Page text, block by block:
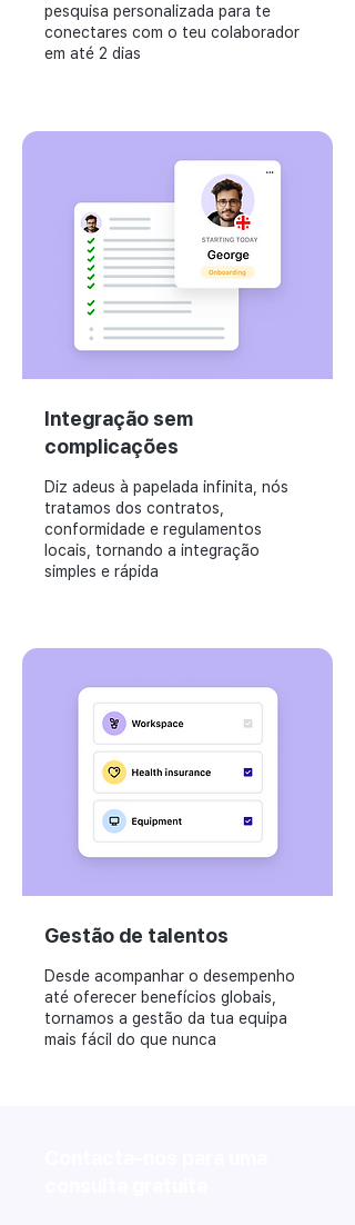
pesquisa personalizada para te
conectares com o teu colaborador
em até 2 dias
Integração sem
complicações
Diz adeus à papelada infinita, nós
tratamos dos contratos,
conformidade e regulamentos
locais, tornando a integração
simples e rápida
Gestão de talentos
Desde acompanhar o desempenho
até oferecer benefícios globais,
tornamos a gestão da tua equipa
mais fácil do que nunca